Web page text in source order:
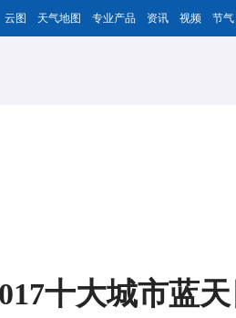
云图 天气地图 专业产品 资讯 视频 节气
十大城市蓝